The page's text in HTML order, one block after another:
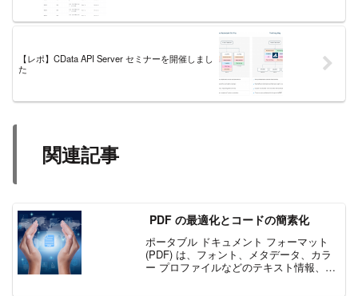
【レポ】CData API Server セミナーを開催しまし
た
関連記事
PDF の最適化とコードの簡素化
ポータブル ドキュメント フォーマット
(PDF) は、フォント、メタデータ、カラ
ー プロファイルなどのテキスト情報、グ